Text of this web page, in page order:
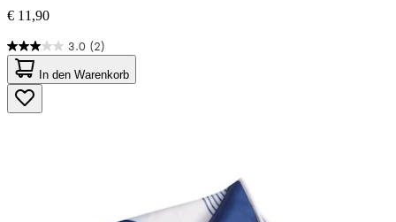
€ 11,90
3.0 (2)
3.0
von
5
Sternen.
2
In den Warenkorb